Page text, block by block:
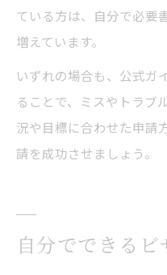
ている方は、自分で必要
増えています。
いずれの場合も、公式ガ
ることで、ミスやトラブ
況や目標に合わせた申請
請を成功させましょう。
自分でできる